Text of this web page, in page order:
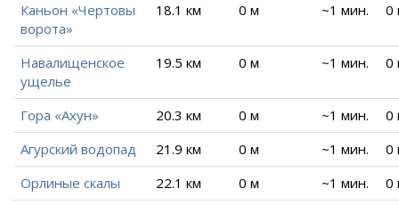
Каньон «Чертовы
ворота»
18.1 км 0 м ~1 мин. 0
Навалищенское
ущелье
19.5 км 0 м ~1 мин. 0
Гора «Ахун» 20.3 км 0 м ~1 мин.
0
Агурский водопад
21.9 км 0 м ~1 мин.
0
Орлиные скалы
22.1 км 0 м ~1 мин.
0